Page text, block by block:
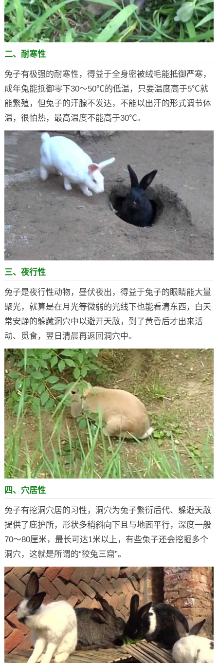
二、耐寒性
兔子有极强的耐寒性，得益于全身密被绒毛能抵御严寒，
成年兔能抵御零下30～50℃的低温，只要温度高于5℃就
能繁殖，但兔子的汗腺不发达，不能以出汗的形式调节体
温，很怕热，最高温度不能高于30℃。
三、夜行性
兔子是夜行性动物，昼伏夜出，得益于兔子的眼睛能大量
聚光，就算是在月光等微弱的光线下也能看清东西，白天
常安静的躲藏洞穴中以避开天敌，到了黄昏后才出来活
动、觅食，翌日清晨再返回洞穴中。
四、穴居性
兔子有挖洞穴居的习性，洞穴为兔子繁衍后代、躲避天敌
提供了庇护所，形状多稍斜向下且与地面平行，深度一般
70～80厘米，最长可达1米以上，有些兔子还会挖掘多个
洞穴，这就是所谓的“狡兔三窟”。